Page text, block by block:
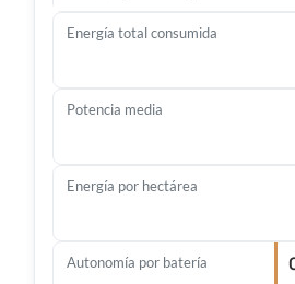
Energía total consumida
Potencia media
Energía por hectárea
Autonomía por batería